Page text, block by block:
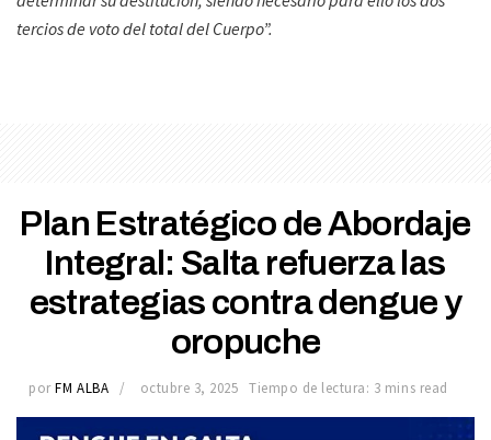
tercios de voto del total del Cuerpo”.
Plan Estratégico de Abordaje
Integral: Salta refuerza las
estrategias contra dengue y
oropuche
por FM ALBA octubre 3, 2025 Tiempo de lectura: 3 mins read